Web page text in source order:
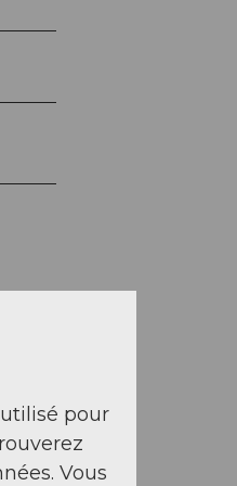
pour
Vous